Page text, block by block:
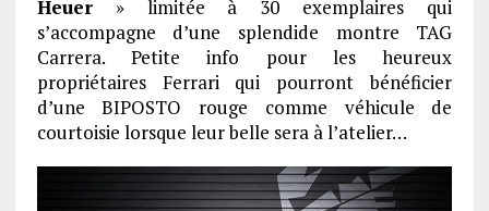
Heuer» limitée à 30 exemplaires qui
s’accompagne d’une splendide montre TAG
Carrera. Petite info pour les heureux
propriétaires Ferrari qui pourront bénéficier
d’une BIPOSTO rouge comme véhicule de
courtoisie lorsque leur belle sera à l’atelier…